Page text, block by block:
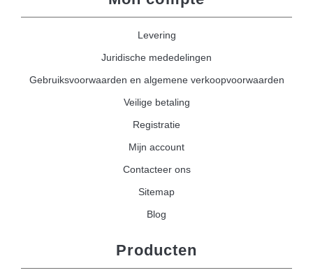
Levering
Juridische mededelingen
Gebruiksvoorwaarden en algemene verkoopvoorwaarden
Veilige betaling
Registratie
Mijn account
Contacteer ons
Sitemap
Blog
Producten